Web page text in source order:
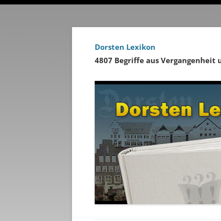
Dorsten Lexikon
4807 Begriffe aus Vergangenheit